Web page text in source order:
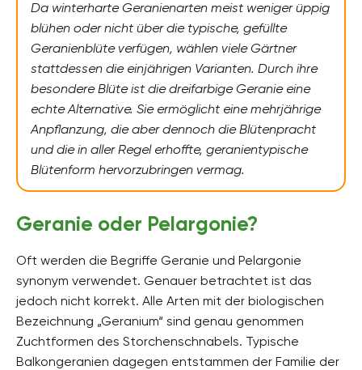
Da winterharte Geranienarten meist weniger üppig
blühen oder nicht über die typische, gefüllte
Geranienblüte verfügen, wählen viele Gärtner
stattdessen die einjährigen Varianten. Durch ihre
besondere Blüte ist die dreifarbige Geranie eine
echte Alternative. Sie ermöglicht eine mehrjährige
Anpflanzung, die aber dennoch die Blütenpracht
und die in aller Regel erhoffte, geranientypische
Blütenform hervorzubringen vermag.
Geranie oder Pelargonie?
Oft werden die Begriffe Geranie und Pelargonie
synonym verwendet. Genauer betrachtet ist das
jedoch nicht korrekt. Alle Arten mit der biologischen
Bezeichnung „Geranium“ sind genau genommen
Zuchtformen des Storchenschnabels. Typische
Balkongeranien dagegen entstammen der Familie der